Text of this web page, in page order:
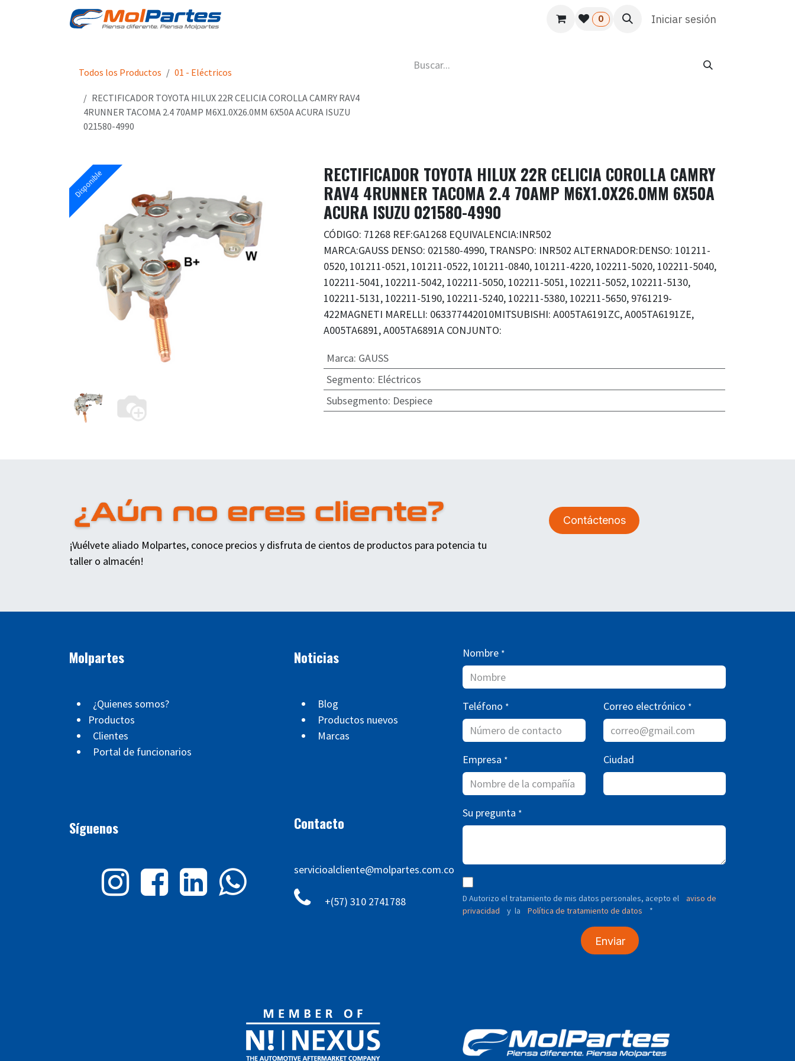
Usuario Atención al cliente HR
0 Iniciar sesión
Todos los Productos 01 - Eléctricos
RECTIFICADOR TOYOTA HILUX 22R CELICIA COROLLA CAMRY RAV4
4RUNNER TACOMA 2.4 70AMP M6X1.0X26.0MM 6X50A ACURA ISUZU
021580-4990
Disponible
Disponible
RECTIFICADOR TOYOTA HILUX 22R CELICIA COROLLA CAMRY
RAV4 4RUNNER TACOMA 2.4 70AMP M6X1.0X26.0MM 6X50A
ACURA ISUZU 021580-4990
CÓDIGO: 71268 REF:GA1268 EQUIVALENCIA:INR502
MARCA:GAUSS DENSO: 021580-4990, TRANSPO: INR502 ALTERNADOR:DENSO: 101211-
0520, 101211-0521, 101211-0522, 101211-0840, 101211-4220, 102211-5020, 102211-5040,
102211-5041, 102211-5042, 102211-5050, 102211-5051, 102211-5052, 102211-5130,
102211-5131, 102211-5190, 102211-5240, 102211-5380, 102211-5650, 9761219-
422MAGNETI MARELLI: 063377442010MITSUBISHI: A005TA6191ZC, A005TA6191ZE,
A005TA6891, A005TA6891A CONJUNTO:
Marca: GAUSS
Segmento: Eléctricos
Subsegmento: Despiece
¡Vuélvete aliado Molpartes, conoce precios y disfruta de cientos de productos para potencia tu
taller o almacén!
Contáctenos
Molpartes
¿Quienes somos?
Productos
Clientes
Portal de funcionarios
Síguenos
Noticias
Blog
Productos nuevos
Marcas
Contacto
servicioalcliente@molpartes.com.co
+(57) 310 2741788
Nombre *
Teléfono * Correo electrónico *
Empresa * Ciudad
Su pregunta *
D Autorizo ​​el tratamiento de mis datos personales, acepto el
aviso de
privacidad
y la Política de tratamiento de datos *
Enviar